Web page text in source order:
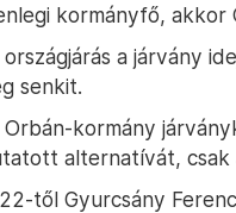
kormányfő, akkor
országjárás a járvány
senkit.
Orbán-kormány
alternatívát, csak
től Gyurcsány